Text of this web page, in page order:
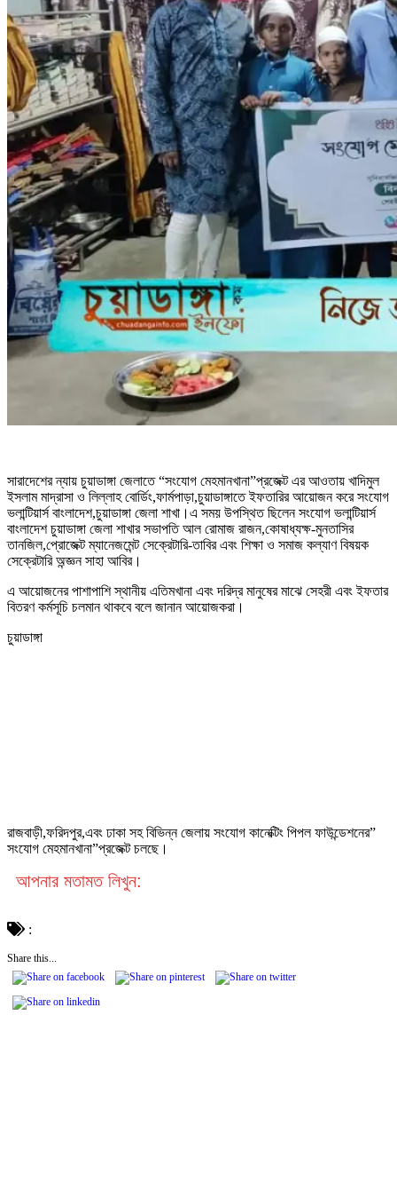
সারাদেশের ন্যায় চুয়াডাঙ্গা জেলাতে “সংযোগ মেহমানখানা”প্রজেক্ট এর আওতায় খাদিমুল
ইসলাম মাদ্রাসা ও লিল্লাহ বোর্ডিং,ফার্মপাড়া,চুয়াডাঙ্গাতে ইফতারির আয়োজন করে সংযোগ
ভলান্টিয়ার্স বাংলাদেশ,চুয়াডাঙ্গা জেলা শাখা।এ সময় উপস্থিত ছিলেন সংযোগ ভলান্টিয়ার্স
বাংলাদেশ চুয়াডাঙ্গা জেলা শাখার সভাপতি আল রোমাজ রাজন,কোষাধ্যক্ষ-মুনতাসির
তানজিল,প্রোজেক্ট ম্যানেজমেন্ট সেক্রেটারি-তাবির এবং শিক্ষা ও সমাজ কল্যাণ বিষয়ক
সেক্রেটারি অন্জ্ঞন সাহা আবির।
এ আয়োজনের পাশাপাশি স্থানীয় এতিমখানা এবং দরিদ্র মানুষের মাঝে সেহরী এবং ইফতার
বিতরণ কর্মসূচি চলমান থাকবে বলে জানান আয়োজকরা।
চুয়াডাঙ্গা
রাজবাড়ী,ফরিদপুর,এবং ঢাকা সহ বিভিন্ন জেলায় সংযোগ কানেক্টিং পিপল ফাউন্ডেশনের”
সংযোগ মেহমানখানা”প্রজেক্ট চলছে।
আপনার মতামত লিখুন:
:
Share this...